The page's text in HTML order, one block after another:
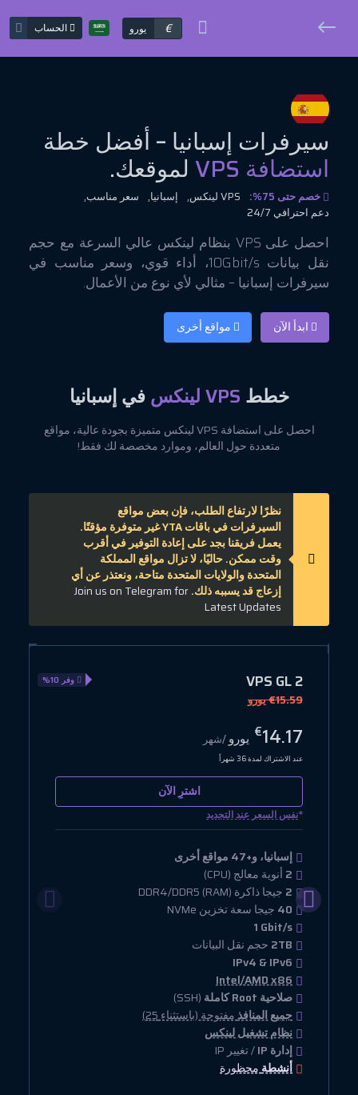
€ يورو الحساب
سيرفرات إسبانيا – أفضل خطة
استضافة VPS لموقعك.
خصم حتى 75%: VPS لينكس, إسبانيا,
سعر مناسب,
دعم احترافي 24/7
احصل على VPS بنظام لينكس عالي السرعة مع حجم
نقل بيانات 10Gbit/s، أداء قوي، وسعر مناسب في
سيرفرات إسبانيا – مثالي لأي نوع من الأعمال.
خطط VPS لينكس في إسبانيا
احصل على استضافة VPS لينكس متميزة بجودة عالية، مواقع
متعددة حول العالم، وموارد مخصصة لك فقط!
نظرًا لارتفاع الطلب، فإن بعض مواقع
السيرفرات في باقات YTA غير متوفرة مؤقتًا.
يعمل فريقنا بجد على إعادة التوفير في أقرب
وقت ممكن. حاليًا، لا تزال مواقع المملكة
المتحدة والولايات المتحدة متاحة، ونعتذر عن أي
إزعاج قد يسببه ذلك.Join us on Telegram for
Latest Updates
VPS GL 2
€15.59 يورو
وفر 10%
€14.17 يورو/شهر
عند الاشتراك لمدة 36 شهراً
اشترِ الآن
*نفس السعر عند التجديد
إسبانيا، و+47 مواقع أخرى
2 أنوية معالج (CPU)
2 جيجا ذاكرة (RAM) DDR4/DDR5
40 جيجا سعة تخزين NVMe
1 Gbit/s
2TB حجم نقل البيانات
IPv4 & IPv6
Intel/AMD x86
صلاحية Root كاملة
(SSH)
جميع المنافذمفتوحة (باستثناء 25)
نظام تشغيل لينكس
إدارة IP
/ تغيير IP
أنشطةمحظورة